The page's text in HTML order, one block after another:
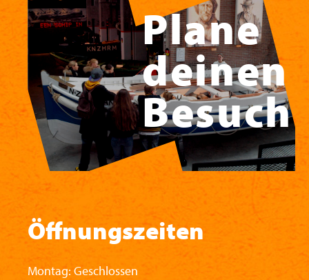
Plane
deinen
Besuch
Öffnungszeiten
Montag: Geschlossen